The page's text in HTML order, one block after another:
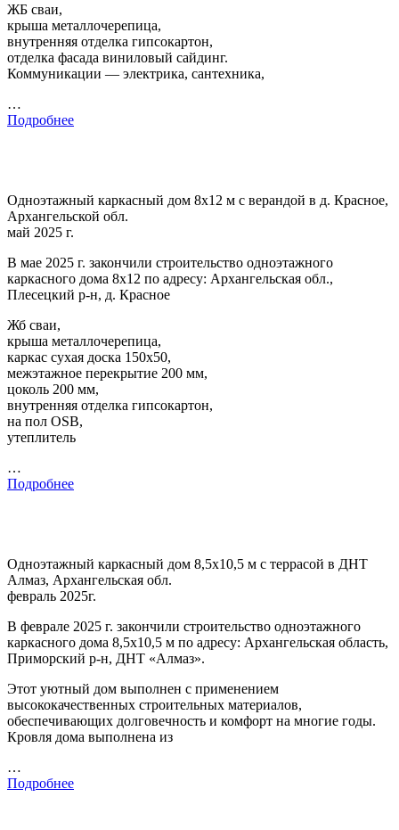
ЖБ сваи,
крыша металлочерепица,
внутренняя отделка гипсокартон,
отделка фасада виниловый сайдинг.
Коммуникации — электрика, сантехника,
…
Подробнее
Одноэтажный каркасный дом 8х12 м с верандой в д. Красное,
Архангельской обл.
май 2025 г.
В мае 2025 г. закончили строительство одноэтажного
каркасного дома 8х12 по адресу: Архангельская обл.,
Плесецкий р-н, д. Красное
Жб сваи,
крыша металлочерепица,
каркас сухая доска 150х50,
межэтажное перекрытие 200 мм,
цоколь 200 мм,
внутренняя отделка гипсокартон,
на пол OSB,
утеплитель
…
Подробнее
Одноэтажный каркасный дом 8,5х10,5 м с террасой в ДНТ
Алмаз, Архангельская обл.
февраль 2025г.
В феврале 2025 г. закончили строительство одноэтажного
каркасного дома 8,5х10,5 м по адресу: Архангельская область,
Приморский р-н, ДНТ «Алмаз».
Этот уютный дом выполнен с применением
высококачественных строительных материалов,
обеспечивающих долговечность и комфорт на многие годы.
Кровля дома выполнена из
…
Подробнее